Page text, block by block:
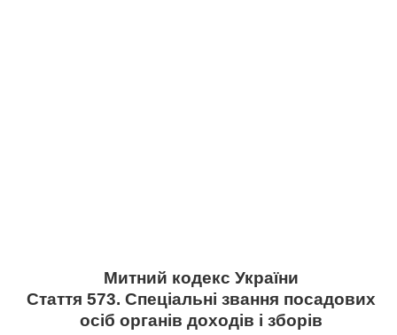
Митний кодекс України
Стаття 573. Спеціальні звання посадових
осіб органів доходів і зборів